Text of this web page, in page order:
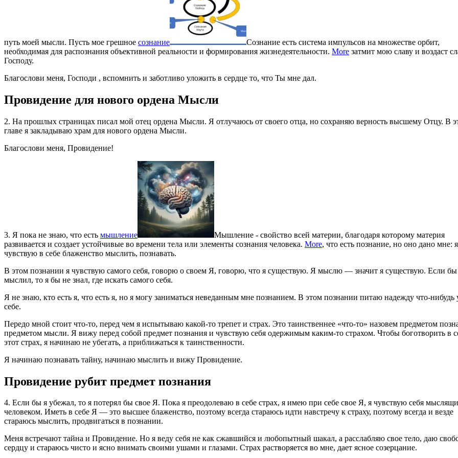
путь моей мысли. Пусть мое грешное сознание
Сознание есть система импульсов на множестве орбит,
необходимая для распознания объективной реальности и формирования жизнедеятельности. More затмит мою славу и воздаст
Господу.
Благослови меня, Господи , вспомнить и заботливо уложить в сердце то, что Ты мне дал.
Провидение для нового ордена Мысли
2. На прошлых страницах писал мой отец ордена Мысли. Я отлучаюсь от своего отца, но сохраняю верность высшему Отцу. В
главе я закладываю храм для нового ордена Мысли.
Благослови меня, Провидение!
3. Я пока не знаю, что есть мышление
Мышление - свойство всей материи, благодаря которому материя
развивается и создает устойчивые во времени тела или элементы сознания человека. More, что есть познание, но оно дано мне: я
чувствую в себе блаженство мыслить, познавать.
В этом познании я чувствую самого себя, говорю о своем Я, говорю, что я существую. Я мыслю — значит я существую. Если бы
мыслил, то я бы не знал, где искать самого себя.
Я не знаю, кто есть я, что есть я, но я могу заниматься неведанным мне познанием. В этом познании питаю надежду что-нибудь
себе.
Передо мной стоит что-то, перед чем я испытываю какой-то трепет и страх. Это таинственнее «что-то» назовем предметом
предметом мысли. Я вижу перед собой предмет познания и чувствую себя одержимым каким-то страхом. Чтобы боготворить в
этот страх, я начинаю не убегать, а приближаться к таинственности.
Я начинаю познавать тайну, начинаю мыслить и вижу Провидение.
Провидение рубит предмет познания
4. Если бы я убежал, то я потерял бы свое Я. Пока я преодолеваю в себе страх, я имею при себе свое Я, я чувствую себя
человеком. Иметь в себе Я — это высшее блаженство, поэтому всегда стараюсь идти навстречу к страху, поэтому всегда и везде
стараюсь мыслить, продвигаться в познании.
Меня встречают тайна и Провидение. Но я веду себя не как сжавшийся и любопытный шакал, а расслабляю свое тело, даю
сердцу и стараюсь чисто и ясно внимать своими ушами и глазами. Страх растворяется во мне, дает ясное созерцание.